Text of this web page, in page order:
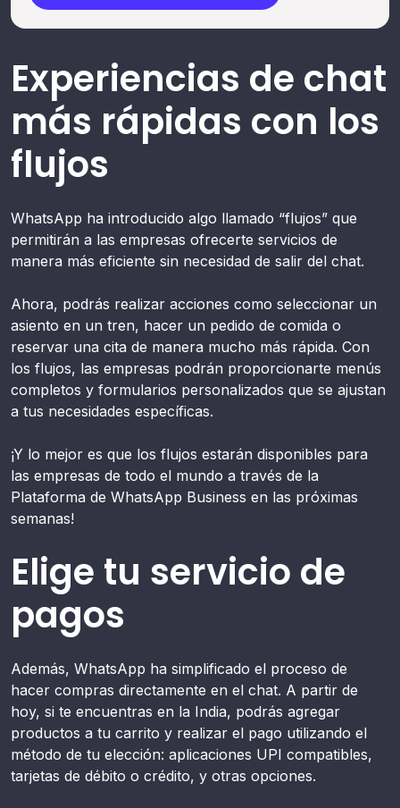
Experiencias de chat
más rápidas con los
flujos
WhatsApp ha introducido algo llamado “flujos” que
permitirán a las empresas ofrecerte servicios de
manera más eficiente sin necesidad de salir del chat.
Ahora, podrás realizar acciones como seleccionar un
asiento en un tren, hacer un pedido de comida o
reservar una cita de manera mucho más rápida. Con
los flujos, las empresas podrán proporcionarte menús
completos y formularios personalizados que se ajustan
a tus necesidades específicas.
¡Y lo mejor es que los flujos estarán disponibles para
las empresas de todo el mundo a través de la
Plataforma de WhatsApp Business en las próximas
semanas!
Elige tu servicio de
pagos
Además, WhatsApp ha simplificado el proceso de
hacer compras directamente en el chat. A partir de
hoy, si te encuentras en la India, podrás agregar
productos a tu carrito y realizar el pago utilizando el
método de tu elección: aplicaciones UPI compatibles,
tarjetas de débito o crédito, y otras opciones.